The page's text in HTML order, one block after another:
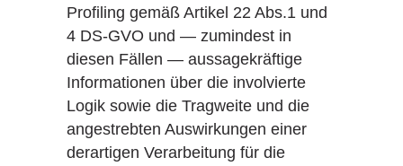
Profiling gemäß Artikel 22 Abs.1 und
4 DS-GVO und — zumindest in
diesen Fällen — aussagekräftige
Informationen über die involvierte
Logik sowie die Tragweite und die
angestrebten Auswirkungen einer
derartigen Verarbeitung für die